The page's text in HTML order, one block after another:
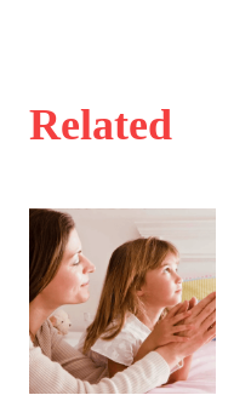
Related